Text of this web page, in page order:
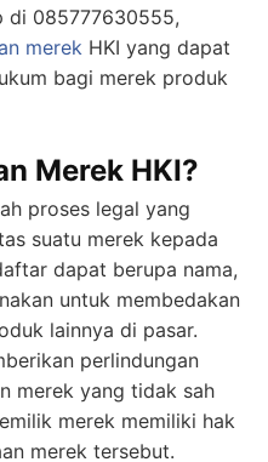
di 085777630555,
merek HKI yang dapat
bagi merek produk
Merek HKI?
proses legal yang
suatu merek kepada
dapat berupa nama,
untuk membedakan
lainnya di pasar.
perlindungan
merek yang tidak sah
merek memiliki hak
merek tersebut.